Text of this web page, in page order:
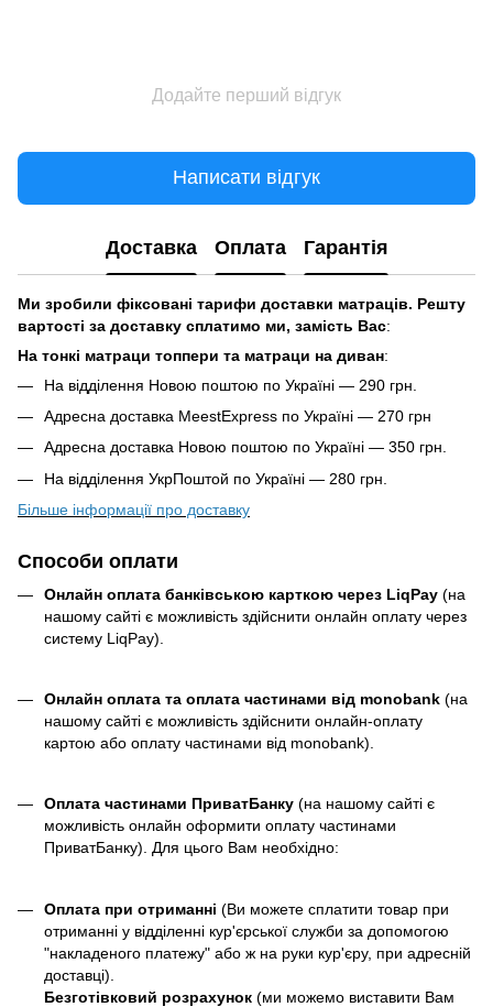
Додайте перший відгук
Написати відгук
Доставка Оплата Гарантія
Ми зробили фіксовані тарифи доставки матраців. Решту
вартості за доставку сплатимо ми, замість Вас:
На тонкі матраци топпери та матраци на диван:
На відділення Новою поштою по Україні — 290 грн.
Адресна доставка MeestExpress по Україні — 270 грн
Адресна доставка Новою поштою по Україні — 350 грн.
На відділення УкрПоштой по Україні — 280 грн.
Більше інформації про доставку
Способи оплати
Онлайн оплата банківською карткою через LiqPay (на
нашому сайті є можливість здійснити онлайн оплату через
систему LiqPay).
Онлайн оплата та оплата частинами від monobank (на
нашому сайті є можливість здійснити онлайн-оплату
картою або оплату частинами від monobank).
Оплата частинами ПриватБанку (на нашому сайті є
можливість онлайн оформити оплату частинами
ПриватБанку). Для цього Вам необхідно:
Оплата при отриманні (Ви можете сплатити товар при
отриманні у відділенні кур'єрської служби за допомогою
"накладеного платежу" або ж на руки кур'єру, при адресній
доставці).
Безготівковий розрахунок (ми можемо виставити Вам